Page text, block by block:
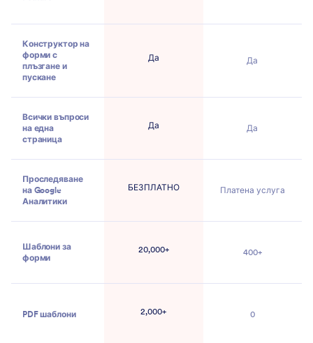
Конструктор на
форми с
плъзгане и
пускане
Да Да
Всички въпроси
на една
страница
Да Да
Проследяване
на Google
Аналитики
БЕЗПЛАТНО Платена услуга
Шаблони за
форми
20,000+ 400+
PDF шаблони 2,000+ 0